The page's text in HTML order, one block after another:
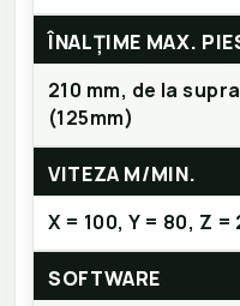
ÎNALȚIME MAX.
210 mm, de la
(125mm)
VITEZA M/MIN.
X = 100, Y = 80, Z
SOFTWARE